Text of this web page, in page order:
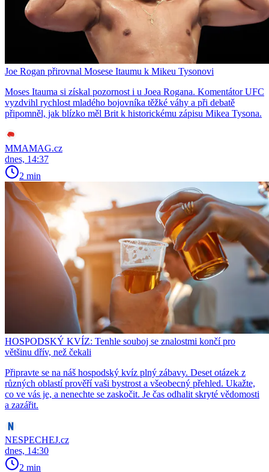
Joe Rogan přirovnal Mosese Itaumu k Mikeu Tysonovi
Moses Itauma si získal pozornost i u Joea Rogana. Komentátor UFC
vyzdvihl rychlost mladého bojovníka těžké váhy a při debatě
připomněl, jak blízko měl Brit k historickému zápisu Mikea Tysona.
MMAMAG.cz
dnes, 14:37
2 min
HOSPODSKÝ KVÍZ: Tenhle souboj se znalostmi končí pro
většinu dřív, než čekali
Připravte se na náš hospodský kvíz plný zábavy. Deset otázek z
různých oblastí prověří vaši bystrost a všeobecný přehled. Ukažte,
co ve vás je, a nenechte se zaskočit. Je čas odhalit skryté vědomosti
a zazářit.
NESPECHEJ.cz
dnes, 14:30
2 min